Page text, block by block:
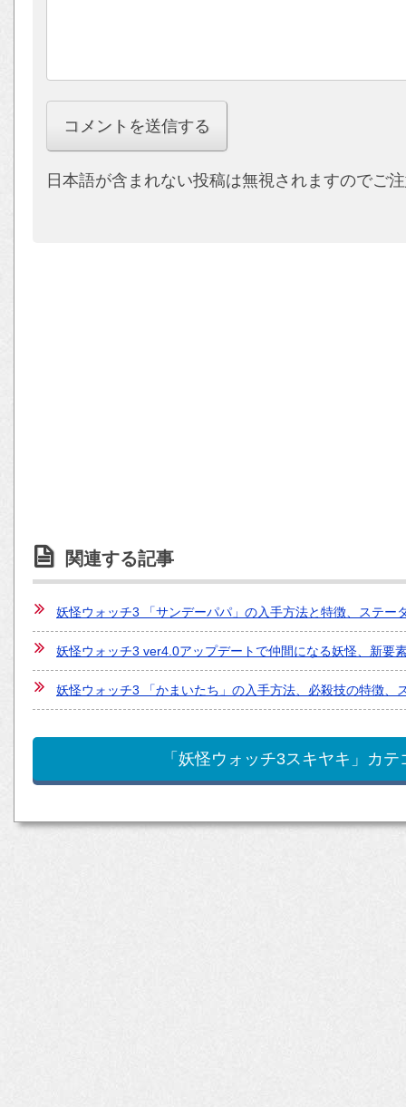
日本語が含まれない投稿は無視されますのでご
関連する記事
妖怪ウォッチ3 「サンデーパパ」の入手方法と特徴、ステー
妖怪ウォッチ3 ver4.0アップデートで仲間になる妖怪、新要
妖怪ウォッチ3 「かまいたち」の入手方法、必殺技の特徴、
「妖怪ウォッチ3スキヤキ」カ